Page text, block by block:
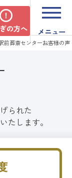
の方へ メニュー
前葬斎センターお客様の声
られた
たします。